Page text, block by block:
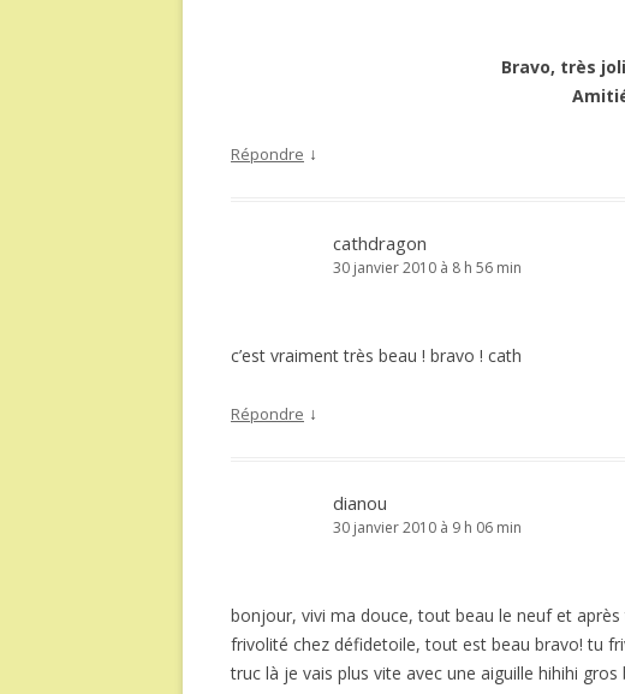
Bravo, très
Répondre ↓
cathdragon
30 janvier 2010 à 8 h 56 min
c’est vraiment très beau ! bravo ! cath
Répondre ↓
dianou
30 janvier 2010 à 9 h 06 min
bonjour, vivi ma douce, tout beau le neuf et
frivolité chez défidetoile, tout est beau bravo! tu
truc là je vais plus vite avec une aiguille hihihi gros